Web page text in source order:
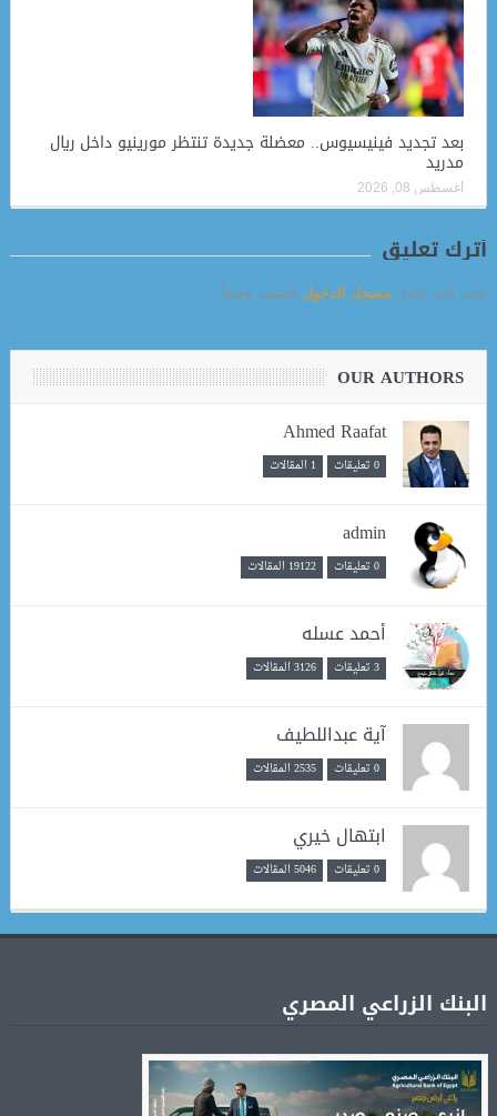
بعد تجديد فينيسيوس.. معضلة جديدة تنتظر مورينيو داخل ريال
مدريد
أغسطس 08, 2026
أترك تعليق
يجب أنت تكون مسجل الدخول لتضيف تعليقاً.
OUR AUTHORS
Ahmed Raafat
0 تعليقات 1 المقالات
admin
0 تعليقات 19122 المقالات
أحمد عسله
3 تعليقات 3126 المقالات
آية عبداللطيف
0 تعليقات 2535 المقالات
ابتهال خيري
0 تعليقات 5046 المقالات
البنك الزراعي المصري